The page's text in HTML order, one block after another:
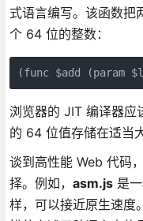
式语言编写。该函数把
个 64 位的整数：
(func $add (param
浏览器的 JIT 编译器应
的 64 位值存储在适当
谈到高性能 Web 代码
择。例如， asm.js是一
样，可以接近原生速度